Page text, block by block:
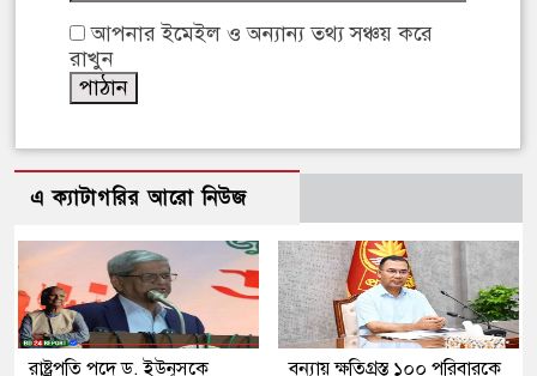
আপনার ইমেইল ও অন্যান্য তথ্য সঞ্চয় করে
রাখুন
এ ক্যাটাগরির আরো নিউজ
রাষ্ট্রপতি পদে ড. ইউনূসকে
বন্যায় ক্ষতিগ্রস্ত ১০০ পরিবারকে